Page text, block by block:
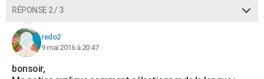
RÉPONSE 2 / 3
redo2
9 mai 2016 à 20:47
bonsoir,